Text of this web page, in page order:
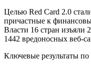
Целью Red Card 2.0
причастные к
Власти 16 стран изъяли
1442 вредоносных веб-
Ключевые результаты по